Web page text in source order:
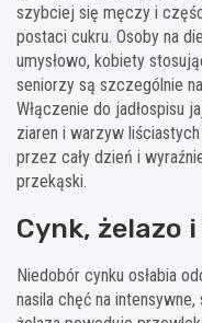
szybciej się męczy i
postaci cukru. Osoby na
umysłowo, kobiety
seniorzy są szczególnie
Włączenie do jadłospisu
ziaren i warzyw
przez cały dzień i
przekąski.
Cynk, żelazo
Niedobór cynku osłabia
nasila chęć na